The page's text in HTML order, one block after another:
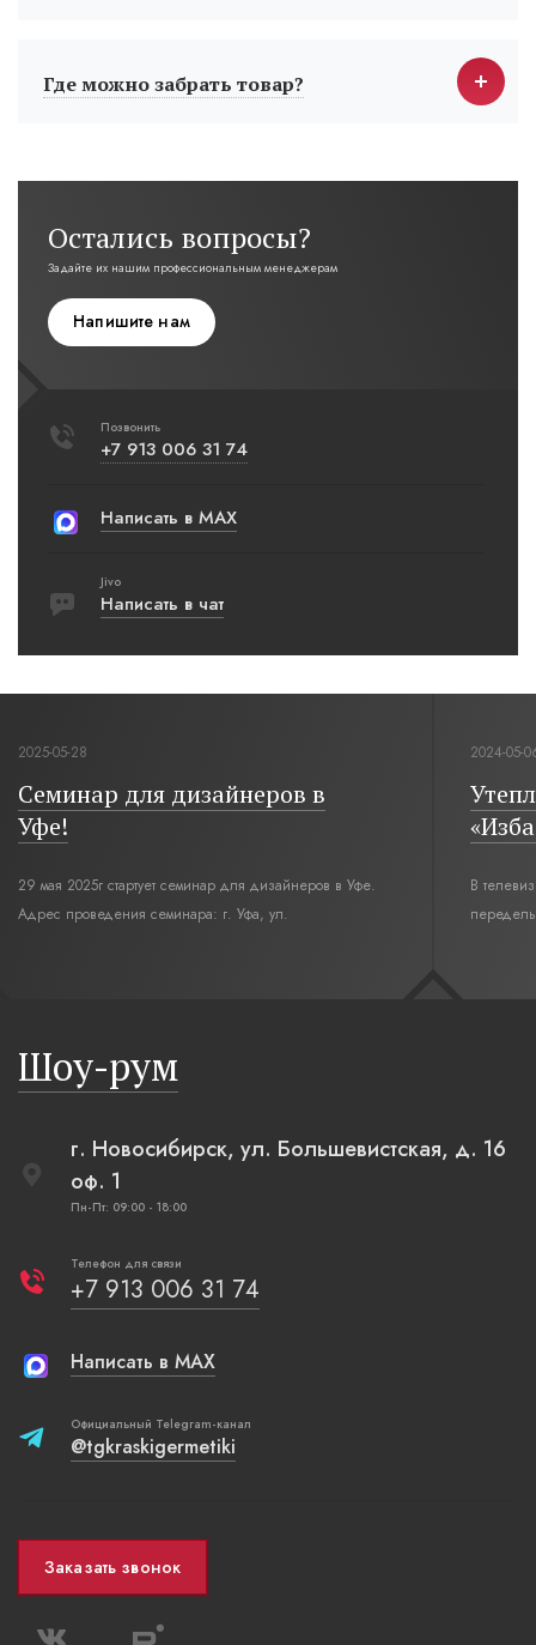
Где можно забрать товар?
Остались вопросы?
Задайте их нашим профессиональным менеджерам
Напишите нам
Позвонить
+7 913 006 31 74
Написать в MAX
Jivo
Написать в чат
2025-05-28
Семинар для дизайнеров в
Уфе!
29 мая 2025г стартует семинар для дизайнеров в Уфе.
Адрес проведения семинара: г. Уфа, ул.
2024-05-
В
Шоу-рум
г. Новосибирск, ул. Большевистская, д. 16
оф. 1
Пн-Пт: 09:00 - 18:00
Телефон для связи
+7 913 006 31 74
Написать в MAX
Официальный Telegram-канал
@tgkraskigermetiki
Заказать звонок